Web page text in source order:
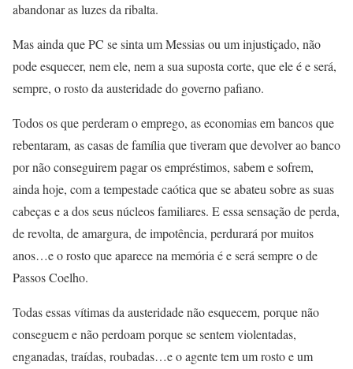
abandonar as luzes da ribalta.
Mas ainda que PC se sinta um Messias ou um injustiçado, não
pode esquecer, nem ele, nem a sua suposta corte, que ele é e será,
sempre, o rosto da austeridade do governo pafiano.
Todos os que perderam o emprego, as economias em bancos que
rebentaram, as casas de família que tiveram que devolver ao banco
por não conseguirem pagar os empréstimos, sabem e sofrem,
ainda hoje, com a tempestade caótica que se abateu sobre as suas
cabeças e a dos seus núcleos familiares. E essa sensação de perda,
de revolta, de amargura, de impotência, perdurará por muitos
anos…e o rosto que aparece na memória é e será sempre o de
Passos Coelho.
Todas essas vítimas da austeridade não esquecem, porque não
conseguem e não perdoam porque se sentem violentadas,
enganadas, traídas, roubadas…e o agente tem um rosto e um